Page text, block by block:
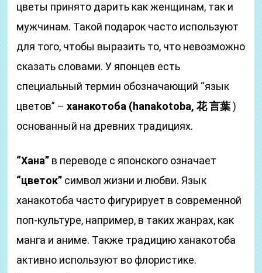
цветы принято дарить как женщинам, так и
мужчинам. Такой подарок часто используют
для того, чтобы выразить то, что невозможно
сказать словами. У японцев есть
специальный термин обозначающий “язык
цветов” –ханакотоба (hanakotoba, 花 言葉)
основанный на древних традициях.
“Хана” в переводе с японского означает
“цветок” символ жизни и любви. Язык
ханакотоба часто фигурирует в современной
поп-культуре, например, в таких жанрах, как
манга и аниме. Также традицию ханакотоба
активно используют во флористике.